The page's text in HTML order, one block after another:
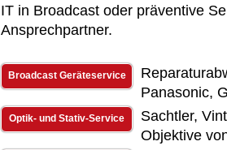
IT in Broadcast oder präventive
Ansprechpartner.
Broadcast Geräteservice
Panasonic,
Optik- und Stativ-Service
Sachtler,
Objektive